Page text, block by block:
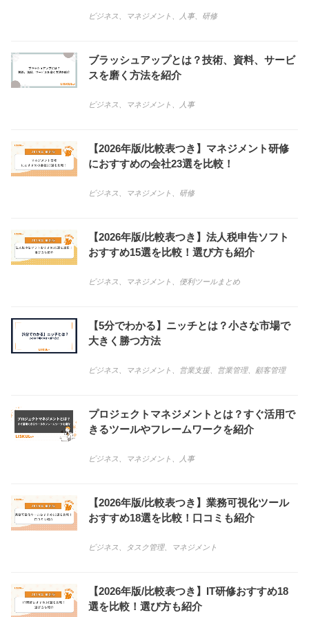
ビジネス マネジメント 人事、 研修
ブラッシュアップとは？技術、資料、サービ
スを磨く方法を紹介
ビジネス マネジメント 人事
【2026年版/比較表つき】マネジメント研修
におすすめの会社23選を比較！
ビジネス マネジメント 研修
【2026年版/比較表つき】法人税申告ソフト
おすすめ15選を比較！選び方も紹介
ビジネス マネジメント 便利ツールまとめ
【5分でわかる】ニッチとは？小さな市場で
大きく勝つ方法
ビジネス マネジメント 営業支援、 営業管理、 顧客管理
プロジェクトマネジメントとは？すぐ活用で
きるツールやフレームワークを紹介
ビジネス マネジメント 人事
【2026年版/比較表つき】業務可視化ツール
おすすめ18選を比較！口コミも紹介
ビジネス タスク管理、 マネジメント
【2026年版/比較表つき】IT研修おすすめ18
選を比較！選び方も紹介